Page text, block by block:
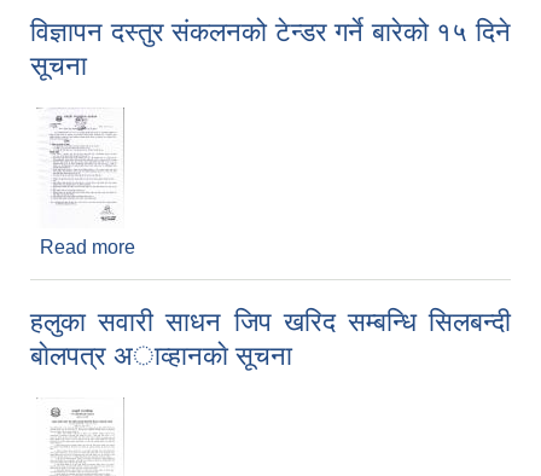
विज्ञापन दस्तुर संकलनको टेन्डर गर्ने बारेको १५ दिने
सूचना
Read more
हलुका सवारी साधन जिप खरिद सम्बन्धि सिलबन्दी
बाेलपत्र अाव्हानकाे सूचना